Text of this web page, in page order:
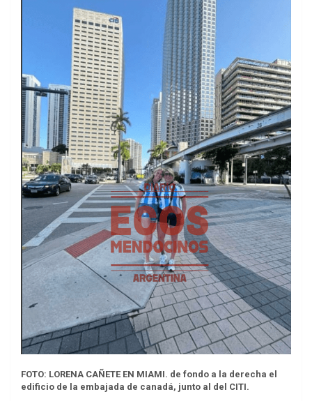
FOTO: LORENA CAÑETE EN MIAMI. de fondo a la derecha el
edificio de la embajada de canadá, junto al del CITI.